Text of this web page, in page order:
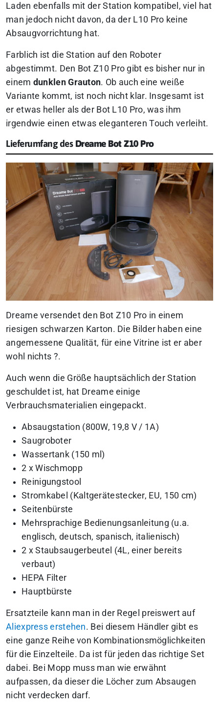
Laden ebenfalls mit der Station kompatibel, viel hat
man jedoch nicht davon, da der L10 Pro keine
Absaugvorrichtung hat.
Farblich ist die Station auf den Roboter
abgestimmt. Den Bot Z10 Pro gibt es bisher nur in
einem dunklen Grauton. Ob auch eine weiße
Variante kommt, ist noch nicht klar. Insgesamt ist
er etwas heller als der Bot L10 Pro, was ihm
irgendwie einen etwas eleganteren Touch verleiht.
Lieferumfang des Dreame Bot Z10 Pro
Dreame versendet den Bot Z10 Pro in einem
riesigen schwarzen Karton. Die Bilder haben eine
angemessene Qualität, für eine Vitrine ist er aber
wohl nichts ?.
Auch wenn die Größe hauptsächlich der Station
geschuldet ist, hat Dreame einige
Verbrauchsmaterialien eingepackt.
Absaugstation (800W, 19,8 V / 1A)
Saugroboter
Wassertank (150 ml)
2 x Wischmopp
Reinigungstool
Stromkabel (Kaltgerätestecker, EU, 150 cm)
Seitenbürste
Mehrsprachige Bedienungsanleitung (u.a.
englisch, deutsch, spanisch, italienisch)
2 x Staubsaugerbeutel (4L, einer bereits
verbaut)
HEPA Filter
Hauptbürste
Ersatzteile kann man in der Regel preiswert auf
Aliexpress erstehen. Bei diesem Händler gibt es
eine ganze Reihe von Kombinationsmöglichkeiten
für die Einzelteile. Da ist für jeden das richtige Set
dabei. Bei Mopp muss man wie erwähnt
aufpassen, da dieser die Löcher zum Absaugen
nicht verdecken darf.